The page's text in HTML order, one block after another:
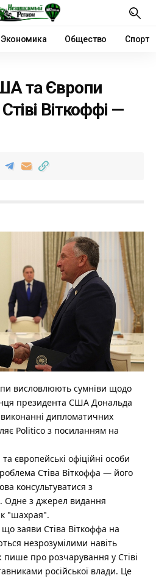
Экономика Общество Спорт
та Європи
Віткоффі —
висловлюють сумніви щодо
президента США Дональда
дипломатичних
Politico з посиланням на
європейські офіційні особи
Стіва Віткоффа — його
консультуватися з
Одне з джерел видання
"шахрая".
заяви Стіва Віткоффа на
незрозумілими навіть
про розчарування у Стіві
російської влади. Це